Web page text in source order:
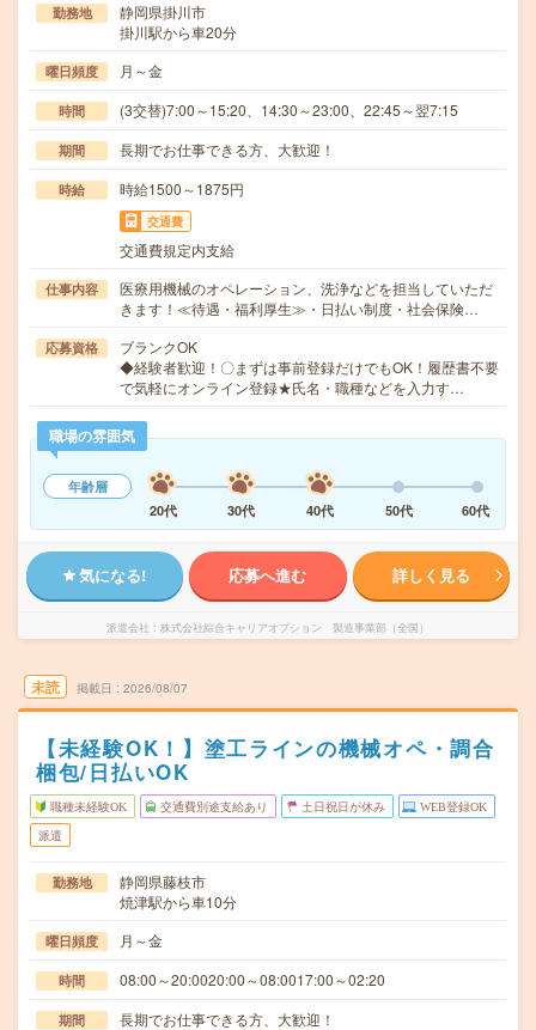
勤務地
静岡県掛川市
掛川駅から車20分
曜日頻度 月～金
時間 (3交替)7:00～15:20、14:30～23:00、22:45～翌7:15
期間 長期でお仕事できる方、大歓迎！
時給 時給1500～1875円
交通費
交通費規定内支給
仕事内容
医療用機械のオペレーション、洗浄などを担当していただ
きます！≪待遇・福利厚生≫・日払い制度・社会保険…
応募資格
ブランクOK
◆経験者歓迎！〇まずは事前登録だけでもOK！履歴書不要
で気軽にオンライン登録★氏名・職種などを入力す…
職場の雰囲気
年齢層
20代
30代 40代 50代 60代
気になる! 応募へ進む 詳しく見る
派遣会社 株式会社綜合キャリアオプション 製造事業部（全国）
未読 掲載日 2026/08/07
【未経験OK！】塗工ラインの機械オペ・調合
梱包/日払いOK
職種未経験OK 交通費別途支給あり 土日祝日が休み WEB登録OK
派遣
勤務地
静岡県藤枝市
焼津駅から車10分
曜日頻度 月～金
時間 08:00～20:0020:00～08:0017:00～02:20
期間 長期でお仕事できる方、大歓迎！